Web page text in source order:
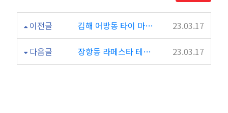
이전글 김해 어방동 타이 마사지 월드마사지 23.03.17
다음글 장항동 라페스타 테라피 마사지 S테라피 23.03.17